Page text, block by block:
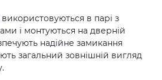
використовуються в парі з
і монтуються на дверній
надійне замикання
загальний зовнішній вигляд